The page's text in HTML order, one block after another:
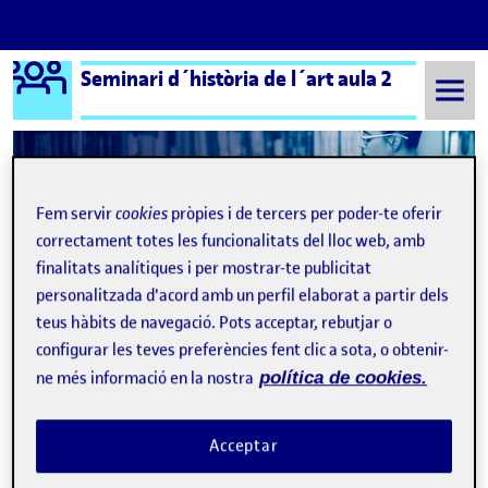
Saltar al contingut
Logo Ágora
Seminari d´història de l´art aula 2
Semestre 20211 - Aula 2
Publicat perQuan s’és artista?
Publicat per
Maria Montserrat Gambús
Visibilitat:
Públic -Data de publicació
15 Nov. 202115 novembre, 2021 1:06 pm
-comentariel Quan s’és artista?
Fem servircookies pròpies i de tercers per poder-te oferir
correctament totes les funcionalitats del lloc web, amb
finalitats analítiques i per mostrar-te publicitat
personalitzada d'acord amb un perfil elaborat a partir dels
teus hàbits de navegació. Pots acceptar, rebutjar o
configurar les teves preferències fent clic a sota, o obtenir-
ne més informació en la nostra política de cookies.
Acceptar